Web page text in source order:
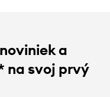
a
na svoj prvý